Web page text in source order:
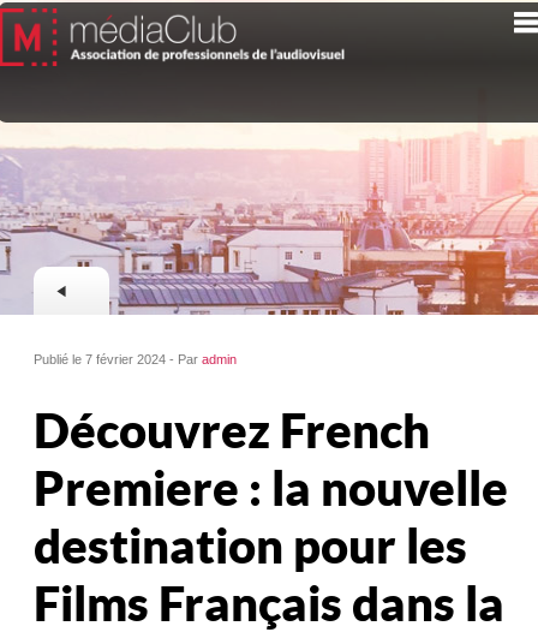
Publié le 7 février 2024 - Paradmin
Découvrez French
Premiere : la nouvelle
destination pour les
Films Français dans la